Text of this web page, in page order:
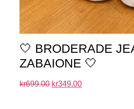
🤍 BRODERADE
ZABAIONE 🤍
kr699.00 kr349.00